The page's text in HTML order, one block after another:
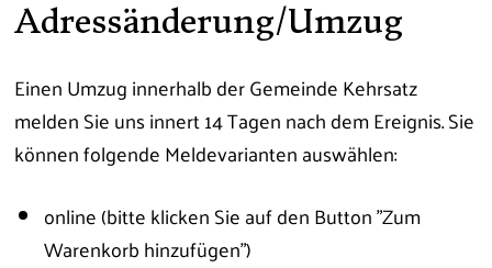
Adressänderung/Umzug
Einen Umzug innerhalb der Gemeinde Kehrsatz
melden Sie uns innert 14 Tagen nach dem Ereignis. Sie
können folgende Meldevarianten auswählen:
online (bitte klicken Sie auf den Button "Zum
Warenkorb hinzufügen")